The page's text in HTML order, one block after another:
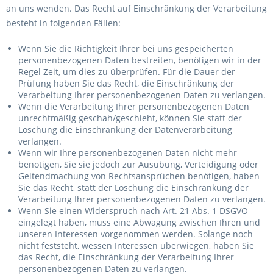
an uns wenden. Das Recht auf Einschränkung der Verarbeitung
besteht in folgenden Fällen:
Wenn Sie die Richtigkeit Ihrer bei uns gespeicherten
personenbezogenen Daten bestreiten, benötigen wir in der
Regel Zeit, um dies zu überprüfen. Für die Dauer der
Prüfung haben Sie das Recht, die Einschränkung der
Verarbeitung Ihrer personenbezogenen Daten zu verlangen.
Wenn die Verarbeitung Ihrer personenbezogenen Daten
unrechtmäßig geschah/geschieht, können Sie statt der
Löschung die Einschränkung der Datenverarbeitung
verlangen.
Wenn wir Ihre personenbezogenen Daten nicht mehr
benötigen, Sie sie jedoch zur Ausübung, Verteidigung oder
Geltendmachung von Rechtsansprüchen benötigen, haben
Sie das Recht, statt der Löschung die Einschränkung der
Verarbeitung Ihrer personenbezogenen Daten zu verlangen.
Wenn Sie einen Widerspruch nach Art. 21 Abs. 1 DSGVO
eingelegt haben, muss eine Abwägung zwischen Ihren und
unseren Interessen vorgenommen werden. Solange noch
nicht feststeht, wessen Interessen überwiegen, haben Sie
das Recht, die Einschränkung der Verarbeitung Ihrer
personenbezogenen Daten zu verlangen.